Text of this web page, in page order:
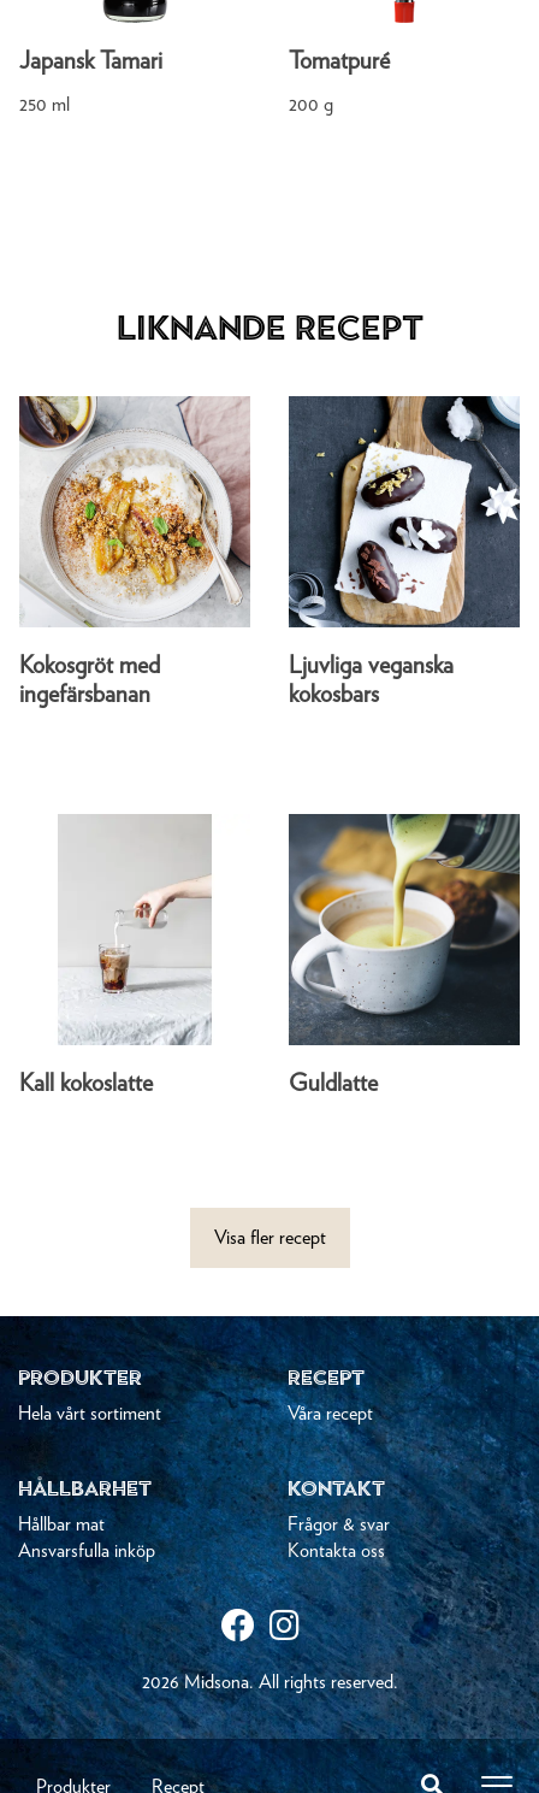
Produkter Recept
Japansk Tamari
250 ml
Tomatpuré
200 g
Liknande recept
Kokosgröt med
ingefärsbanan
Ljuvliga veganska
kokosbars
Kall kokoslatte Guldlatte
Visa fler recept
PRODUKTER
Hela vårt sortiment
RECEPT
Våra recept
HÅLLBARHET
Hållbar mat
Ansvarsfulla inköp
KONTAKT
Frågor & svar
Kontakta oss
2026 Midsona. All rights reserved.